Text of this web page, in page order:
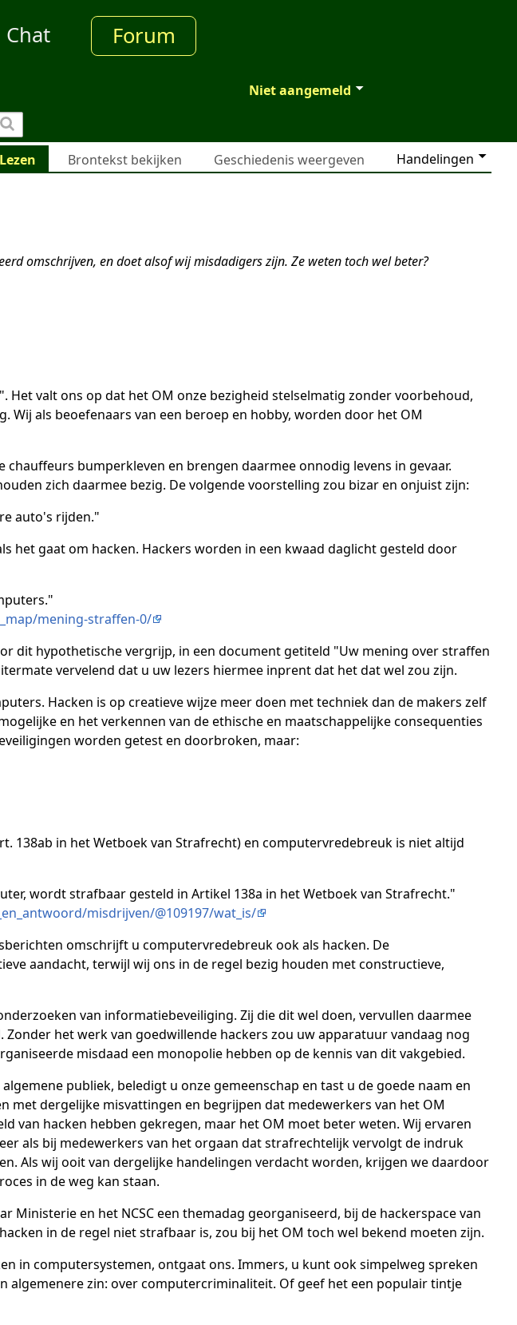
Chat Forum
Niet aangemeld
Handelingen
Lezen Brontekst bekijken Geschiedenis weergeven
omschrijven, en doet alsof wij misdadigers zijn. Ze weten toch wel beter?
Het valt ons op dat het OM onze bezigheid stelselmatig zonder voorbehoud,
Wij als beoefenaars van een beroep en hobby, worden door het OM
bumperkleven en brengen daarmee onnodig levens in gevaar.
zich daarmee bezig. De volgende voorstelling zou bizar en onjuist zijn:
auto's rijden."
het gaat om hacken. Hackers worden in een kwaad daglicht gesteld door
mening-straffen-0/
dit hypothetische vergrijp, in een document getiteld "Uw mening over straffen
vervelend dat u uw lezers hiermee inprent dat het dat wel zou zijn.
Hacken is op creatieve wijze meer doen met techniek dan de makers zelf
en het verkennen van de ethische en maatschappelijke consequenties
worden getest en doorbroken, maar:
138ab in het Wetboek van Strafrecht) en computervredebreuk is niet altijd
wordt strafbaar gesteld in Artikel 138a in het Wetboek van Strafrecht."
misdrijven/@109197/wat_is/
omschrijft u computervredebreuk ook als hacken. De
aandacht, terwijl wij ons in de regel bezig houden met constructieve,
van informatiebeveiliging. Zij die dit wel doen, vervullen daarmee
het werk van goedwillende hackers zou uw apparatuur vandaag nog
misdaad een monopolie hebben op de kennis van dit vakgebied.
publiek, beledigt u onze gemeenschap en tast u de goede naam en
met dergelijke misvattingen en begrijpen dat medewerkers van het OM
van hacken hebben gekregen, maar het OM moet beter weten. Wij ervaren
als bij medewerkers van het orgaan dat strafrechtelijk vervolgt de indruk
Als wij ooit van dergelijke handelingen verdacht worden, krijgen we daardoor
in de weg kan staan.
en het NCSC een themadag georganiseerd, bij de hackerspace van
in de regel niet strafbaar is, zou bij het OM toch wel bekend moeten zijn.
in computersystemen, ontgaat ons. Immers, u kunt ook simpelweg spreken
algemenere zin: over computercriminaliteit. Of geef het een populair tintje